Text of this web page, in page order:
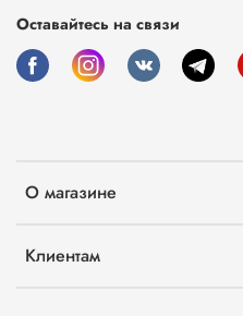
О магазине
Клиентам
Оставайтесь на связи